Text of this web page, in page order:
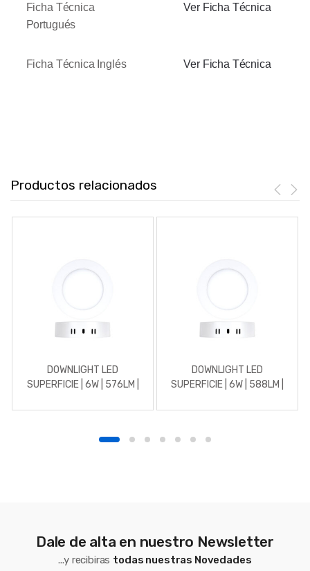
Ficha Técnica
Portugués
Ver Ficha Técnica
Ficha Técnica Inglés Ver Ficha Técnica
Productos relacionados
DOWNLIGHT LED
SUPERFICIE | 6W | 576LM |
BLANCO
DOWNLIGHT LED
SUPERFICIE | 6W | 588LM |
BLANCO
Dale de alta en nuestro Newsletter
...y recibiras todas nuestras Novedades